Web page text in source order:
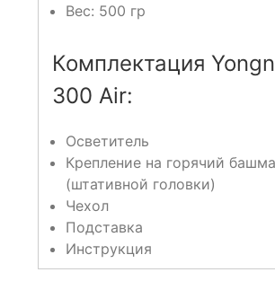
Вес: 500 гр
Комплектация
300 Air:
Осветитель
Крепление на горячий
(штативной головки)
Чехол
Подставка
Инструкция